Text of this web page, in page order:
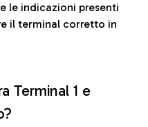
le indicazioni presenti
il terminal corretto in
Terminal 1 e